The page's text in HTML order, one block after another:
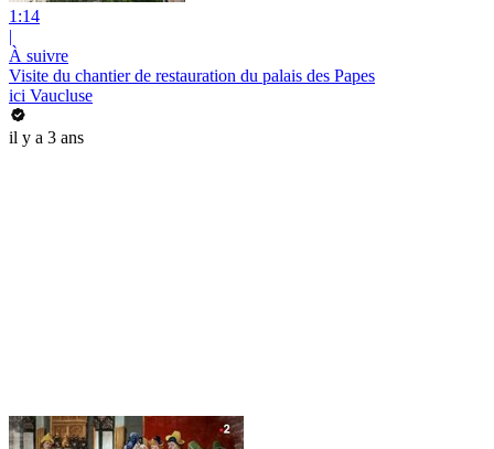
1:14
|
À suivre
Visite du chantier de restauration du palais des Papes
ici Vaucluse
il y a 3 ans